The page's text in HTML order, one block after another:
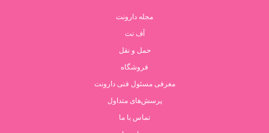
مجله دارونت
آف نت
حمل و نقل
فروشگاه
معرفی مسئول فنی دارونت
پرسش‌های متداول
تماس با ما